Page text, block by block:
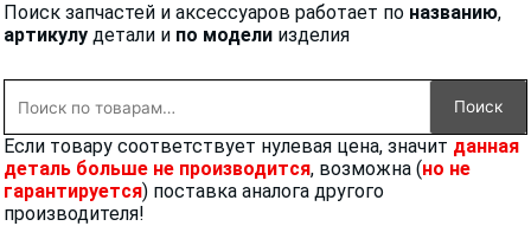
Поиск запчастей и аксессуаров работает по названию,
артикулу детали и по модели изделия
Поиск
Если товару соответствует нулевая цена, значит данная
деталь больше не производится, возможна (но не
гарантируется) поставка аналога другого
производителя!